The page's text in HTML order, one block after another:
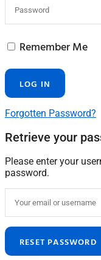
Remember Me
Forgotten Password?
Retrieve your
Please enter your
password.